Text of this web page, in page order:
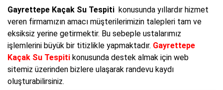
Gayrettepe Kaçak Su Tespiti konusunda yıllardır hizmet
veren firmamızın amacı müşterilerimizin talepleri tam ve
eksiksiz yerine getirmektir. Bu sebeple ustalarımız
işlemlerini büyük bir titizlikle yapmaktadır. Gayrettepe
Kaçak Su Tespiti konusunda destek almak için web
sitemiz üzerinden bizlere ulaşarak randevu kaydı
oluşturabilirsiniz.